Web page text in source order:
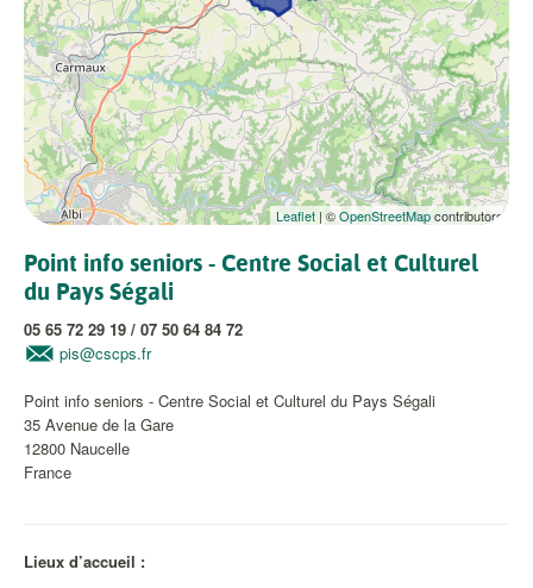
Leaflet | ©OpenStreetMapcontributors
Point info seniors - Centre Social et Culturel
du Pays Ségali
05 65 72 29 19 / 07 50 64 84 72
pis@cscps.fr
Point info seniors - Centre Social et Culturel du Pays Ségali
35 Avenue de la Gare
12800 Naucelle
France
Lieux d’accueil :